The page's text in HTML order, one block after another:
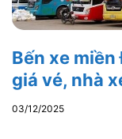
Bến xe
giá vé, nhà
03/12/2025